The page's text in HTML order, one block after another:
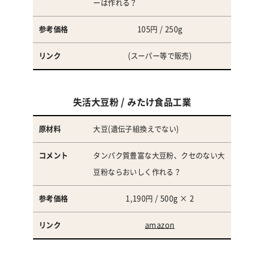
ーは作れる？
105円 / 250g
(スーパー等で販売)
失活大豆粉 / みたけ食品工業
大豆(遺伝子組換 えでない)
タンパク質豊富な大豆粉、クセのない大
豆粉ならおいしく作れる？
1,190円 / 500g × 2
amazon